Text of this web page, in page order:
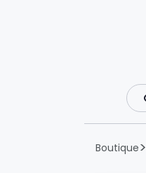
Boutique